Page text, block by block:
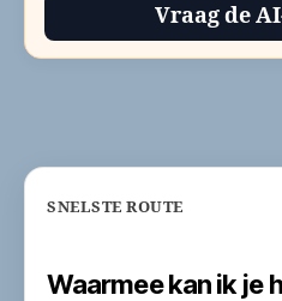
Vraag de
SNELSTE ROUTE
Waarmee kan ik je